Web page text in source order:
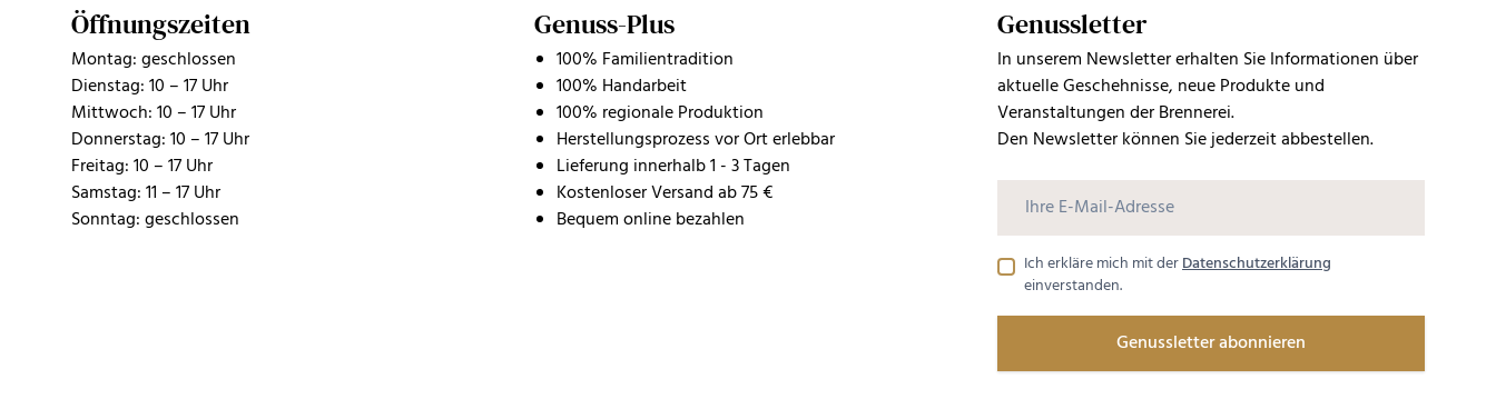
Öffnungszeiten
Montag: geschlossen
Dienstag: 10 – 17 Uhr
Mittwoch: 10 – 17 Uhr
Donnerstag: 10 – 17 Uhr
Freitag: 10 – 17 Uhr
Samstag: 11 – 17 Uhr
Sonntag: geschlossen
Genuss-Plus
100% Familientradition
100% Handarbeit
100% regionale Produktion
Herstellungsprozess vor Ort erlebbar
Lieferung innerhalb 1 - 3 Tagen
Kostenloser Versand ab 75 €
Bequem online bezahlen
Genussletter
In unserem Newsletter erhalten Sie Informationen über
aktuelle Geschehnisse, neue Produkte und
Veranstaltungen der Brennerei.
Den Newsletter können Sie jederzeit abbestellen.
Ich erkläre mich mit derDatenschutzerklärung
einverstanden.
Genussletter abonnieren